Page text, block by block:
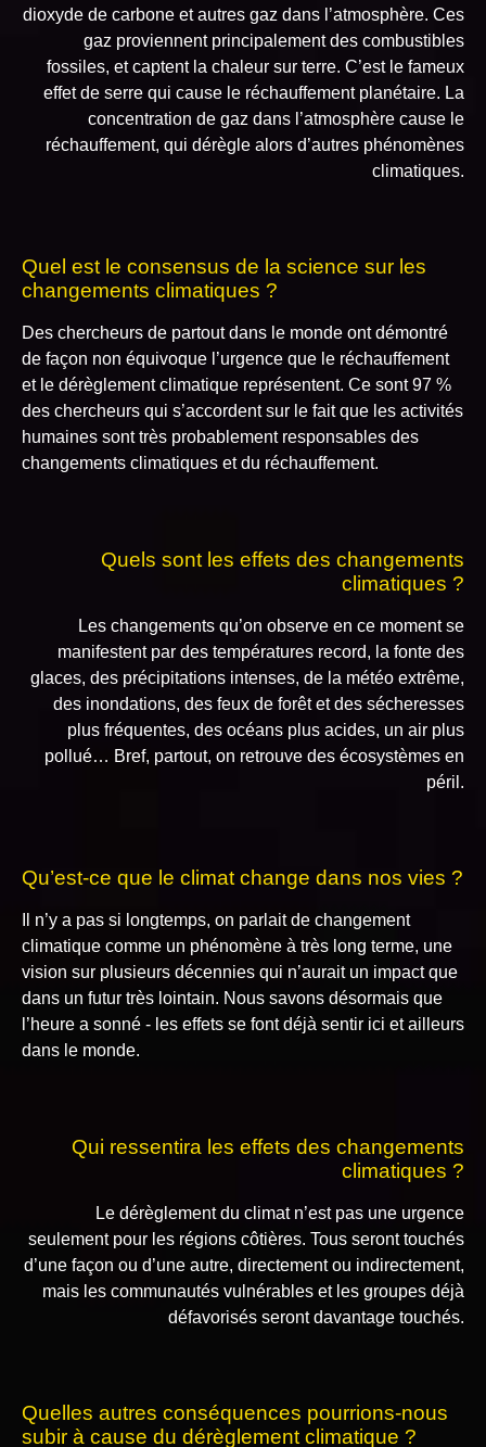
dioxyde de carbone et autres gaz dans l’atmosphère. Ces
gaz proviennent principalement des combustibles
fossiles, et captent la chaleur sur terre. C’est le fameux
effet de serre qui cause le réchauffement planétaire. La
concentration de gaz dans l’atmosphère cause le
réchauffement, qui dérègle alors d’autres phénomènes
climatiques.
Quel est le consensus de la science sur les
changements climatiques ?
Des chercheurs de partout dans le monde ont démontré
de façon non équivoque l’urgence que le réchauffement
et le dérèglement climatique représentent. Ce sont 97 %
des chercheurs qui s’accordent sur le fait que les activités
humaines sont très probablement responsables des
changements climatiques et du réchauffement.
Quels sont les effets des changements
climatiques ?
Les changements qu’on observe en ce moment se
manifestent par des températures record, la fonte des
glaces, des précipitations intenses, de la météo extrême,
des inondations, des feux de forêt et des sécheresses
plus fréquentes, des océans plus acides, un air plus
pollué… Bref, partout, on retrouve des écosystèmes en
péril.
Qu’est-ce que le climat change dans nos vies ?
Il n’y a pas si longtemps, on parlait de changement
climatique comme un phénomène à très long terme, une
vision sur plusieurs décennies qui n’aurait un impact que
dans un futur très lointain. Nous savons désormais que
l’heure a sonné - les effets se font déjà sentir ici et ailleurs
dans le monde.
Qui ressentira les effets des changements
climatiques ?
Le dérèglement du climat n’est pas une urgence
seulement pour les régions côtières. Tous seront touchés
d’une façon ou d’une autre, directement ou indirectement,
mais les communautés vulnérables et les groupes déjà
défavorisés seront davantage touchés.
Quelles autres conséquences pourrions-nous
subir à cause du dérèglement climatique ?